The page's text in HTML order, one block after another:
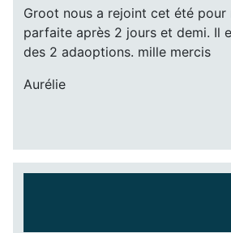
Groot nous a rejoint cet été
parfaite après 2 jours et demi. Il
des 2 adaoptions. mille mercis
Aurélie